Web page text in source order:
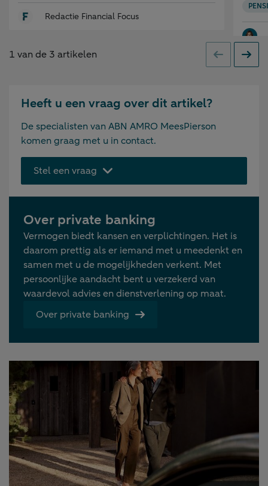
Redactie Financial Focus
1 van de 3 artikelen Vorige
Heeft u een vraag over dit artikel?
De specialisten van ABN AMRO MeesPierson
komen graag met u in contact.
Stel een vraag
Over private banking
Vermogen biedt kansen en verplichtingen. Het is
daarom prettig als er iemand met u meedenkt en
samen met u de mogelijkheden verkent. Met
persoonlijke aandacht bent u verzekerd van
waardevol advies en dienstverlening op maat.
Over private banking